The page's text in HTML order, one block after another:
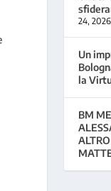
24, 2026
Un
la
BM